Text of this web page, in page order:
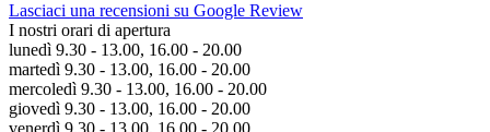
Lasciaci una recensioni su Google Review
I nostri orari di apertura
lunedì 9.30 - 13.00, 16.00 - 20.00
martedì 9.30 - 13.00, 16.00 - 20.00
mercoledì 9.30 - 13.00, 16.00 - 20.00
giovedì 9.30 - 13.00, 16.00 - 20.00